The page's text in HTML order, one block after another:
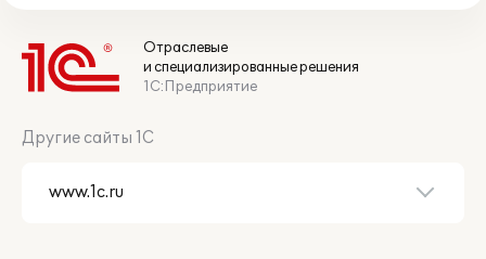
Отраслевые
и специализированные решения
1С:Предприятие
Другие сайты 1С